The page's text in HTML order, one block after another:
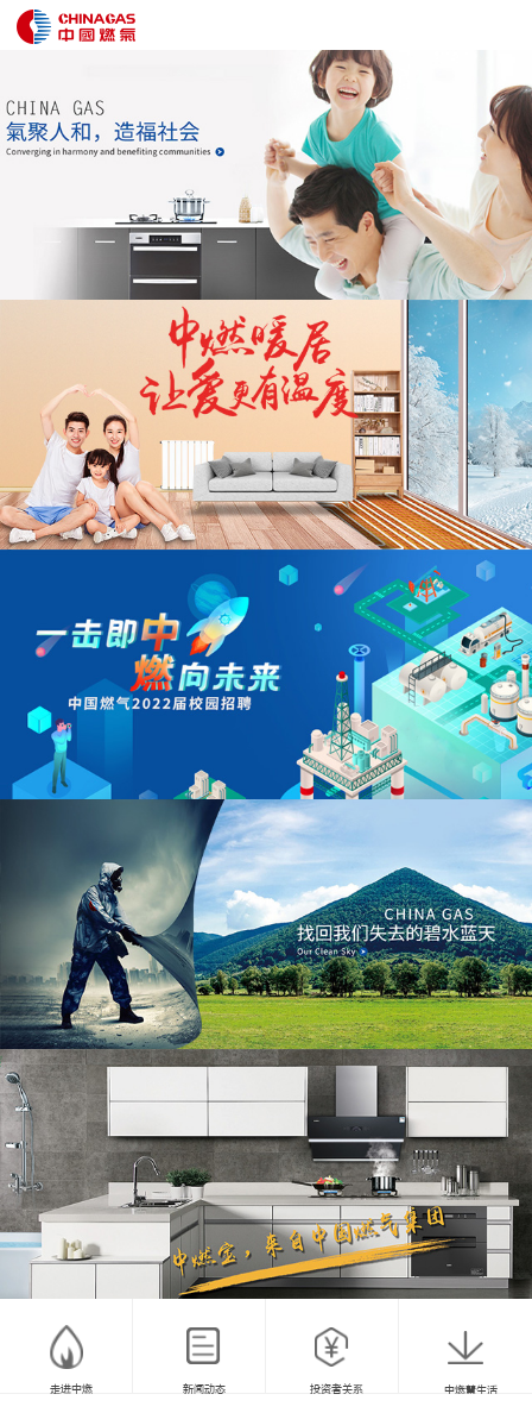
走进中燃 新闻动态 投资者关系 中燃慧生活